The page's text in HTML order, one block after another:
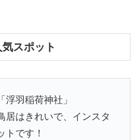
スポット
羽稲荷神社」
居はきれいで、インスタ
トです！